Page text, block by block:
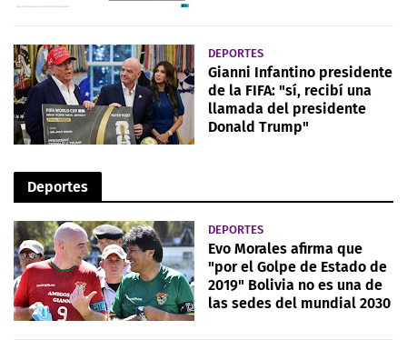
DEPORTES
Gianni Infantino presidente
de la FIFA: "sí, recibí una
llamada del presidente
Donald Trump"
Deportes
DEPORTES
Evo Morales afirma que
"por el Golpe de Estado de
2019" Bolivia no es una de
las sedes del mundial 2030